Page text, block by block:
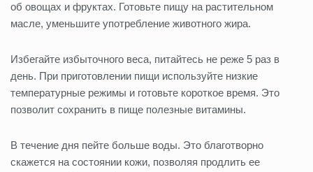
об овощах и фруктах. Готовьте пищу на растительном
масле, уменьшите употребление животного жира.
Избегайте избыточного веса, питайтесь не реже 5 раз в
день. При приготовлении пищи используйте низкие
температурные режимы и готовьте короткое время. Это
позволит сохранить в пище полезные витамины.
В течение дня пейте больше воды. Это благотворно
скажется на состоянии кожи, позволяя продлить ее